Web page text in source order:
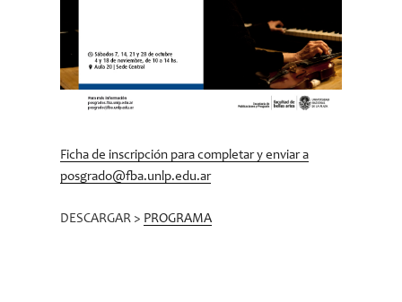
Ficha de inscripción para completar y enviar a
posgrado@fba.unlp.edu.ar
DESCARGAR > PROGRAMA